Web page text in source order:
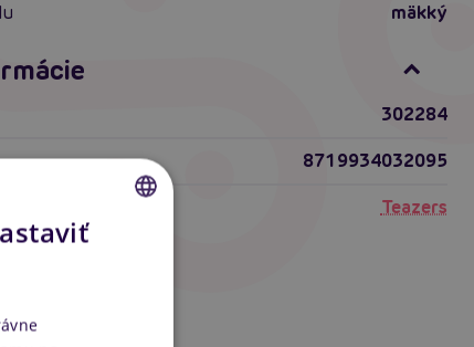
mäkký
302284
8719934032095
Teazers